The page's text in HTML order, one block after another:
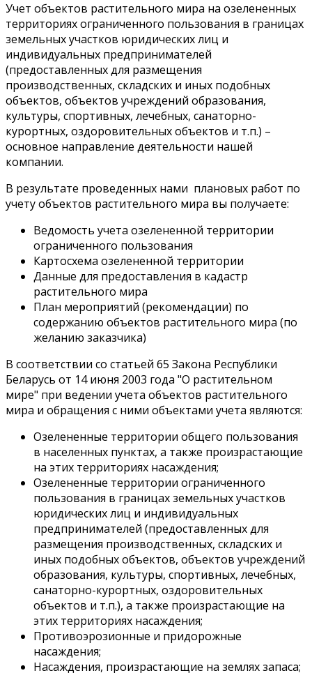
Учет объектов растительного мира на озелененных
территориях ограниченного пользования в границах
земельных участков юридических лиц и
индивидуальных предпринимателей
(предоставленных для размещения
производственных, складских и иных подобных
объектов, объектов учреждений образования,
культуры, спортивных, лечебных, санаторно-
курортных, оздоровительных объектов и т.п.) –
основное направление деятельности нашей
компании.
В результате проведенных нами плановых работ по
учету объектов растительного мира вы получаете:
Ведомость учета озелененной территории
ограниченного пользования
Картосхема озелененной территории
Данные для предоставления в кадастр
растительного мира
План мероприятий (рекомендации) по
содержанию объектов растительного мира (по
желанию заказчика)
В соответствии со статьей 65 Закона Республики
Беларусь от 14 июня 2003 года "О растительном
мире" при ведении учета объектов растительного
мира и обращения с ними объектами учета являются:
Озелененные территории общего пользования
в населенных пунктах, а также произрастающие
на этих территориях насаждения;
Озелененные территории ограниченного
пользования в границах земельных участков
юридических лиц и индивидуальных
предпринимателей (предоставленных для
размещения производственных, складских и
иных подобных объектов, объектов учреждений
образования, культуры, спортивных, лечебных,
санаторно-курортных, оздоровительных
объектов и т.п.), а также произрастающие на
этих территориях насаждения;
Противоэрозионные и придорожные
насаждения;
Насаждения, произрастающие на землях запаса;